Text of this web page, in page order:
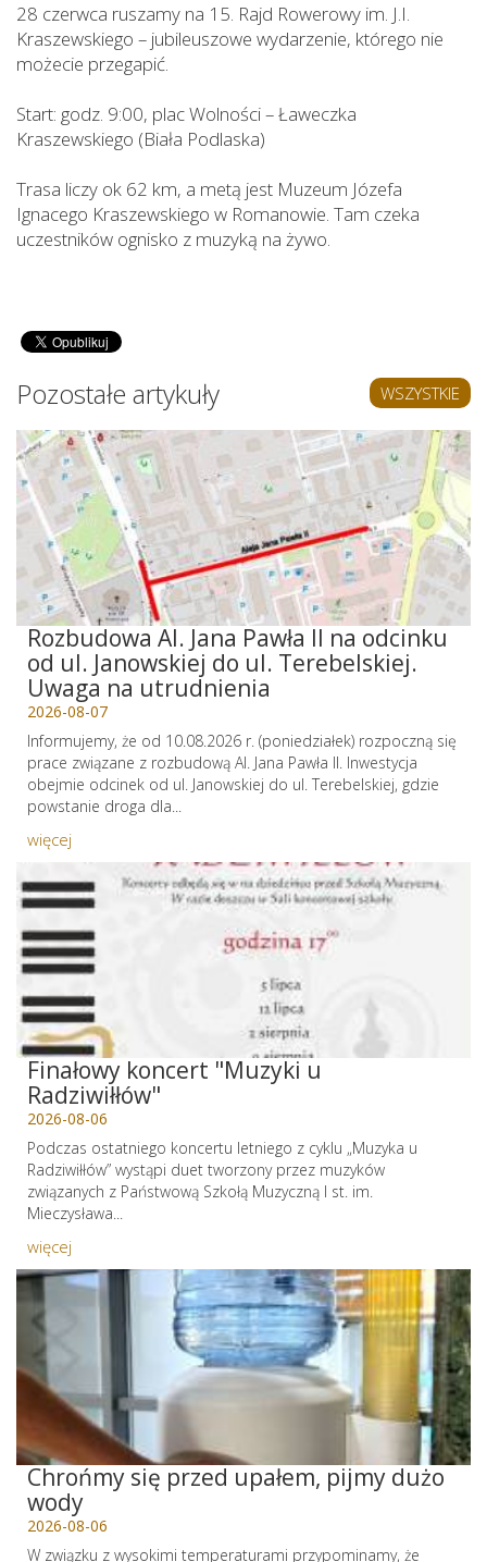
28 czerwca ruszamy na 15. Rajd Rowerowy im. J.I.
Kraszewskiego – jubileuszowe wydarzenie, którego nie
możecie przegapić.
Start: godz. 9:00, plac Wolności – Ławeczka
Kraszewskiego (Biała Podlaska)
Trasa liczy ok 62 km, a metą jest Muzeum Józefa
Ignacego Kraszewskiego w Romanowie. Tam czeka
uczestników ognisko z muzyką na żywo.
Pozostałe artykuły WSZYSTKIE
Rozbudowa Al. Jana Pawła II na odcinku
od ul. Janowskiej do ul. Terebelskiej.
Uwaga na utrudnienia
2026-08-07
Informujemy, że od 10.08.2026 r. (poniedziałek) rozpoczną się
prace związane z rozbudową Al. Jana Pawła II. Inwestycja
obejmie odcinek od ul. Janowskiej do ul. Terebelskiej, gdzie
powstanie droga dla...
więcej
Finałowy koncert "Muzyki u
Radziwiłłów"
2026-08-06
Podczas ostatniego koncertu letniego z cyklu „Muzyka u
Radziwiłłów” wystąpi duet tworzony przez muzyków
związanych z Państwową Szkołą Muzyczną I st. im.
Mieczysława...
więcej
Chrońmy się przed upałem, pijmy dużo
wody
2026-08-06
W związku z wysokimi temperaturami przypominamy, że